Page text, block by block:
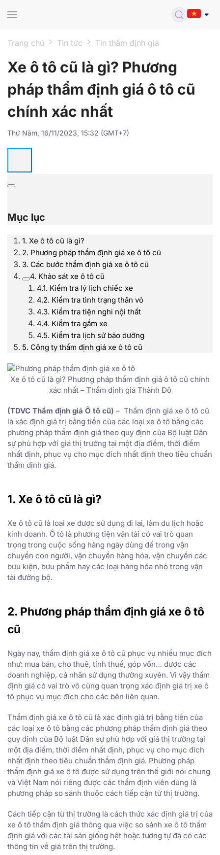
Trang chủ Tin tức Tin thẩm định giá
Xe ô tô cũ là gì? Phương
pháp thẩm định giá ô tô cũ
chính xác nhất
Thứ Năm, 16/11/2023, 15:32 (GMT+7)
Mục lục
1. Xe ô tô cũ là gì?
2. Phương pháp thẩm định giá xe ô tô cũ
3. Các bước thẩm định giá xe ô tô cũ
4. Khảo sát xe ô tô cũ
4.1. Kiểm tra lý lịch chiếc xe
4.2. Kiểm tra tình trạng thân vỏ
4.3. Kiểm tra tiện nghi nội thất
4.4. Kiểm tra gầm xe
4.5. Kiểm tra lịch sử bảo dưỡng
5. Công ty thẩm định giá xe ô tô cũ
Xe ô tô cũ là gì? Phương pháp thẩm định giá ô tô cũ chính
xác nhất – Thẩm định giá Thành Đô
(TDVC Thẩm định giá Ô tô cũ) – Thẩm định giá xe ô tô cũ
là xác định giá trị bằng tiền của các loại xe ô tô bằng các
phương pháp thẩm định giá theo quy định của Bộ luật Dân
sự phù hợp với giá thị trường tại một địa điểm, thời điểm
nhất định, phục vụ cho mục đích nhất định theo tiêu chuẩn
thẩm định giá.
1. Xe ô tô cũ là gì?
Xe ô tô cũ là loại xe được sử dụng đi lại, làm du lịch hoặc
kinh doanh. Ô tô là phương tiện vận tải có vai trò quan
trọng trong cuộc sống hàng ngày dùng để trong vận
chuyển con người, vận chuyển hàng hóa, vận chuyển các
bưu kiện, bưu phẩm hay các loại hàng hóa nhỏ trong vận
tải đường bộ.
2. Phương pháp thẩm định giá xe ô tô
cũ
Ngày nay, thẩm định giá xe ô tô cũ phục vụ nhiều mục đích
như: mua bán, cho thuê, tính thuế, góp vốn… được các
doanh nghiệp, cá nhân sử dụng thường xuyên. Vì vậy thẩm
định giá có vai trò vô cùng quan trọng xác định giá trị xe ô
tô phục vụ mục đích cho các bên liên quan.
Thẩm định giá xe ô tô cũ là xác định giá trị bằng tiền của
các loại xe ô tô bằng các phương pháp thẩm định giá theo
quy định của Bộ luật Dân sự phù hợp với giá thị trường tại
một địa điểm, thời điểm nhất định, phục vụ cho mục đích
nhất định theo tiêu chuẩn thẩm định giá. Phương pháp
thẩm định giá xe ô tô được sử dụng trên thế giới nói chung
và Việt Nam nói riêng được các thẩm định viên dùng là
phương pháp so sánh thuộc cách tiếp cận từ thị trường.
Cách tiếp cận từ thị trường là cách thức xác định giá trị của
xe ô tô thẩm định giá thông qua việc so sánh xe ô tô thẩm
định giá với các tài sản giống hệt hoặc tương tự đã có các
thông tin về giá trên thị trường.